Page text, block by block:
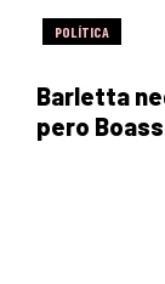
POLÍTICA
Barletta
pero